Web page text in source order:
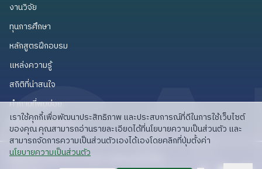
งานวิจัย
ทุนการศึกษา
หลักสูตรฝึกอบรม
แหล่งความรู้แหล่งความรู้
สถิติที่น่าสนใจ
คำถามที่พบบ่อยคำถามที่พบบ่อย
API สำหรับนักพัฒนาAPI สำหรับนักพัฒนา
ลิขสิทธิ์ © 2025 สวก: สำนักงานพัฒนาการวิจัย
เราใช้คุกกี้เพื่อพัฒนาประสิทธิภาพ และประสบการณ์ที่ดีในการใช้เว็บไซต์
ของคุณ คุณสามารถอ่านรายละเอียดได้ที่นโยบายความเป็นส่วนตัว และ
สามารถจัดการความเป็นส่วนตัวเองได้เองโดยคลิกที่ปุ่มตั้งค่า
read privacy policy
นโยบายความเป็นส่วนตัว